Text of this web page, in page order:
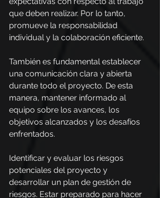
que deben realizar. Por lo tanto,
promueve la responsabilidad
individual y la colaboración eficiente.
También es fundamental establecer
una comunicación clara y abierta
durante todo el proyecto. De esta
manera, mantener informado al
equipo sobre los avances, los
objetivos alcanzados y los desafíos
enfrentados.
Identificar y evaluar los riesgos
potenciales del proyecto y
desarrollar un plan de gestión de
riesgos. Estar preparado para hacer